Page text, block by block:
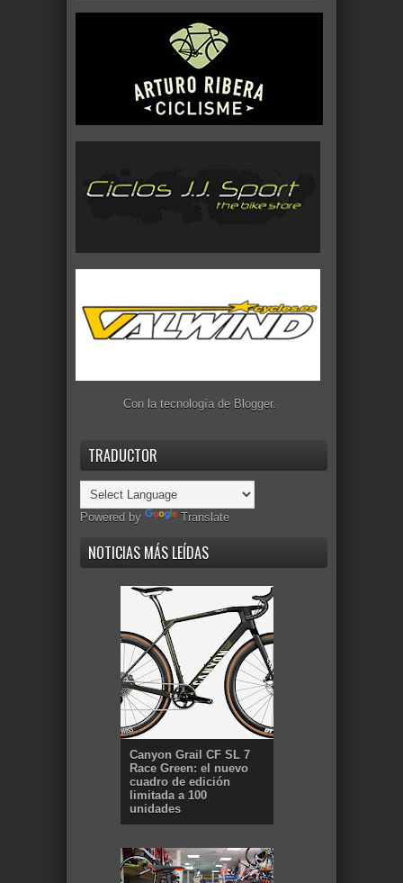
Con la tecnología de Blogger.
TRADUCTOR
Powered by Translate
NOTICIAS MÁS LEÍDAS
Canyon Grail CF SL 7
Race Green: el nuevo
cuadro de edición
limitada a 100
unidades